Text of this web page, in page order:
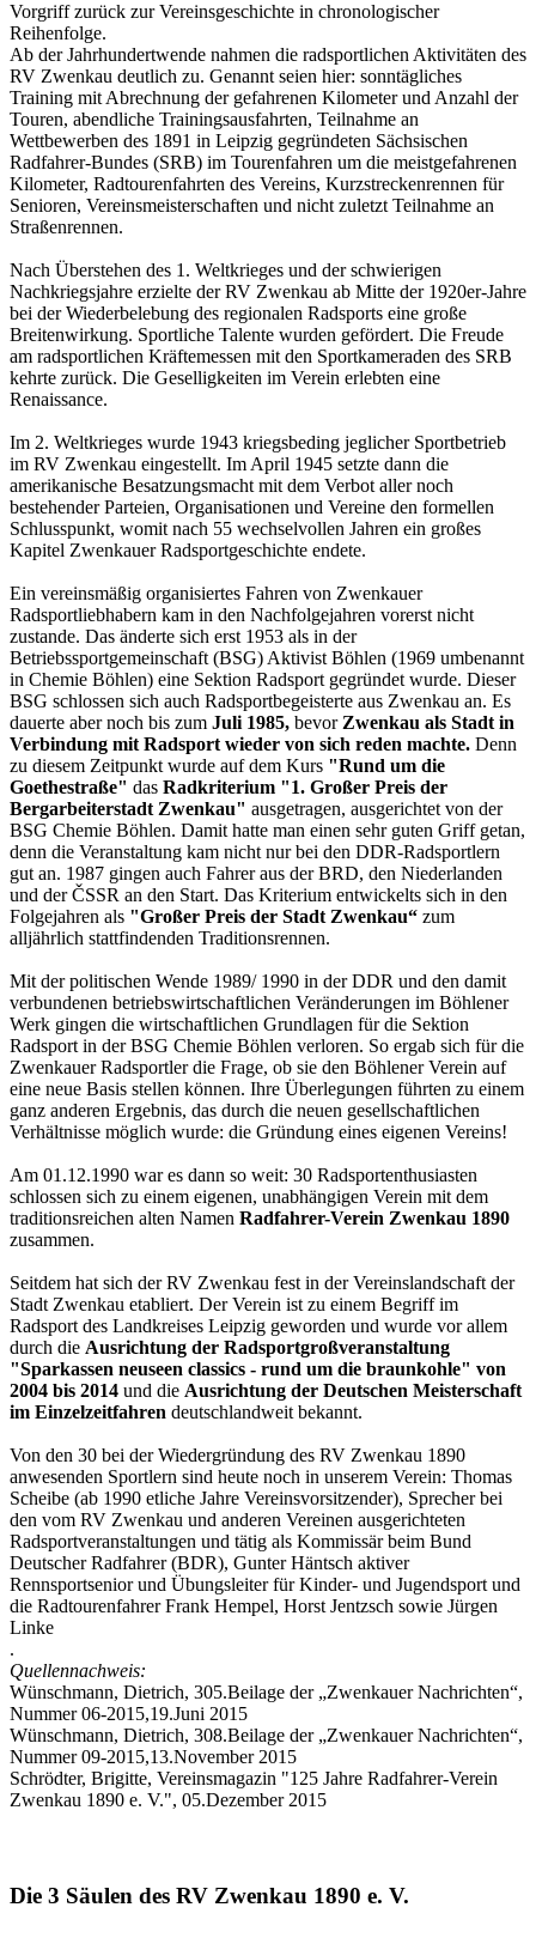
Vorgriff zurück zur Vereinsgeschichte in chronologischer
Reihenfolge.
Ab der Jahrhundertwende nahmen die radsportlichen Aktivitäten des
RV Zwenkau deutlich zu. Genannt seien hier: sonntägliches
Training mit Abrechnung der gefahrenen Kilometer und Anzahl der
Touren, abendliche Trainingsausfahrten, Teilnahme an
Wettbewerben des 1891 in Leipzig gegründeten Sächsischen
Radfahrer-Bundes (SRB) im Tourenfahren um die meistgefahrenen
Kilometer, Radtourenfahrten des Vereins, Kurzstreckenrennen für
Senioren, Vereinsmeisterschaften und nicht zuletzt Teilnahme an
Straßenrennen.
Nach Überstehen des 1. Weltkrieges und der schwierigen
Nachkriegsjahre erzielte der RV Zwenkau ab Mitte der 1920er-Jahre
bei der Wiederbelebung des regionalen Radsports eine große
Breitenwirkung. Sportliche Talente wurden gefördert. Die Freude
am radsportlichen Kräftemessen mit den Sportkameraden des SRB
kehrte zurück. Die Geselligkeiten im Verein erlebten eine
Renaissance.
Im 2. Weltkrieges wurde 1943 kriegsbeding jeglicher Sportbetrieb
im RV Zwenkau eingestellt. Im April 1945 setzte dann die
amerikanische Besatzungsmacht mit dem Verbot aller noch
bestehender Parteien, Organisationen und Vereine den formellen
Schlusspunkt, womit nach 55 wechselvollen Jahren ein großes
Kapitel Zwenkauer Radsportgeschichte endete.
Ein vereinsmäßig organisiertes Fahren von Zwenkauer
Radsportliebhabern kam in den Nachfolgejahren vorerst nicht
zustande. Das änderte sich erst 1953 als in der
Betriebssportgemeinschaft (BSG) Aktivist Böhlen (1969 umbenannt
in Chemie Böhlen) eine Sektion Radsport gegründet wurde. Dieser
BSG schlossen sich auch Radsportbegeisterte aus Zwenkau an. Es
dauerte aber noch bis zum Juli 1985, bevorZwenkau als Stadt in
Verbindung mit Radsport wieder von sich reden machte. Denn
zu diesem Zeitpunkt wurde auf dem Kurs "Rund um die
Goethestraße" das Radkriterium "1. Großer Preis der
Bergarbeiterstadt Zwenkau" ausgetragen, ausgerichtet von der
BSG Chemie Böhlen. Damit hatte man einen sehr guten Griff getan,
denn die Veranstaltung kam nicht nur bei den DDR-Radsportlern
gut an. 1987 gingen auch Fahrer aus der BRD, den Niederlanden
und der ČSSR an den Start. Das Kriterium entwickelts sich in den
Folgejahren als "Großer Preis der Stadt Zwenkau“ zum
alljährlich stattfindenden Traditionsrennen.
Mit der politischen Wende 1989/ 1990 in der DDR und den damit
verbundenen betriebswirtschaftlichen Veränderungen im Böhlener
Werk gingen die wirtschaftlichen Grundlagen für die Sektion
Radsport in der BSG Chemie Böhlen verloren. So ergab sich für die
Zwenkauer Radsportler die Frage, ob sie den Böhlener Verein auf
eine neue Basis stellen können. Ihre Überlegungen führten zu einem
ganz anderen Ergebnis, das durch die neuen gesellschaftlichen
Verhältnisse möglich wurde: die Gründung eines eigenen Vereins!
Am 01.12.1990 war es dann so weit: 30 Radsportenthusiasten
schlossen sich zu einem eigenen, unabhängigen Verein mit dem
traditionsreichen alten Namen Radfahrer-Verein Zwenkau 1890
zusammen.
Seitdem hat sich der RV Zwenkau fest in der Vereinslandschaft der
Stadt Zwenkau etabliert. Der Verein ist zu einem Begriff im
Radsport des Landkreises Leipzig geworden und wurde vor allem
durch die Ausrichtung der Radsportgroßveranstaltung
"Sparkassen neuseen classics - rund um die braunkohle" von
2004 bis 2014 und die Ausrichtung der Deutschen Meisterschaft
im Einzelzeitfahren deutschlandweit bekannt.
Von den 30 bei der Wiedergründung des RV Zwenkau 1890
anwesenden Sportlern sind heute noch in unserem Verein: Thomas
Scheibe (ab 1990 etliche Jahre Vereinsvorsitzender), Sprecher bei
den vom RV Zwenkau und anderen Vereinen ausgerichteten
Radsportveranstaltungen und tätig als Kommissär beim Bund
Deutscher Radfahrer (BDR), Gunter Häntsch aktiver
Rennsportsenior und Übungsleiter für Kinder- und Jugendsport und
die Radtourenfahrer Frank Hempel, Horst Jentzsch sowie Jürgen
Linke
.
Quellennachweis:
Wünschmann, Dietrich, 305.Beilage der „Zwenkauer Nachrichten“,
Nummer 06-2015,19.Juni 2015
Wünschmann, Dietrich, 308.Beilage der „Zwenkauer Nachrichten“,
Nummer 09-2015,13.November 2015
Schrödter, Brigitte, Vereinsmagazin "125 Jahre Radfahrer-Verein
Zwenkau 1890 e. V.", 05.Dezember 2015
Die 3 Säulen des RV Zwenkau 1890 e. V.